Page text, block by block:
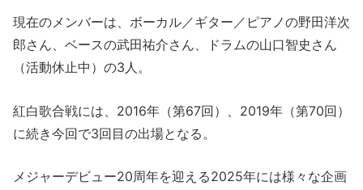
現在のメンバーは、ボーカル／ギター／ピアノの野田洋次
郎さん、ベースの武田祐介さん、ドラムの山口智史さん
（活動休止中）の3人。
紅白歌合戦には、2016年（第67回）、2019年（第70回）
に続き今回で3回目の出場となる。
メジャーデビュー20周年を迎える2025年には様々な企画